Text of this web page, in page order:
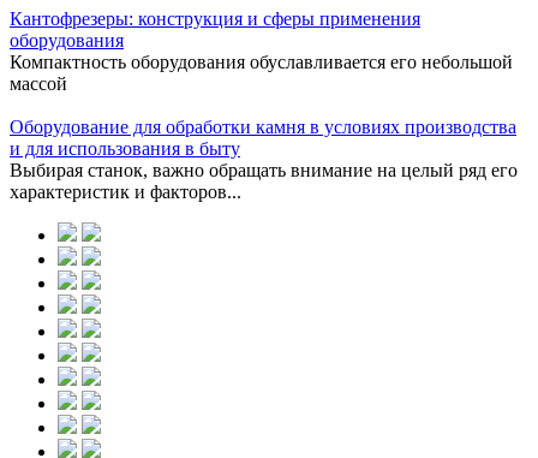
Кантофрезеры: конструкция и сферы применения
оборудования
Компактность оборудования обуславливается его небольшой
массой
Оборудование для обработки камня в условиях производства
и для использования в быту
Выбирая станок, важно обращать внимание на целый ряд его
характеристик и факторов...